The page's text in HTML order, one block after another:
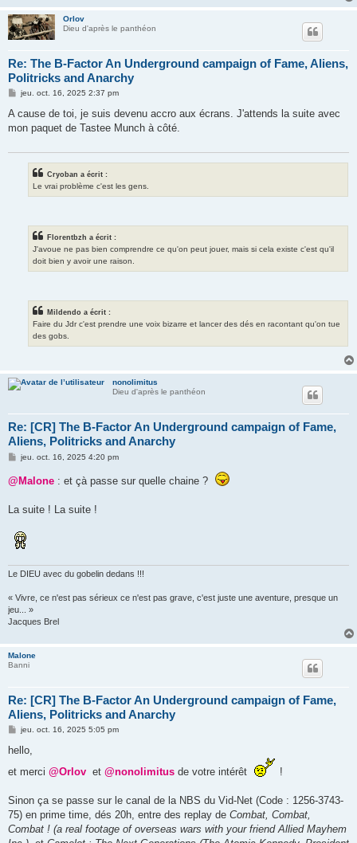
Orlov
Dieu d'après le panthéon
Re: The B-Factor An Underground campaign of Fame, Aliens,
Politricks and Anarchy
M
s
a
jeu. oct. 16, 2025 2:37 pm
A cause de toi, je suis devenu accro aux écrans. J'attends la suite avec
mon paquet de Tastee Munch à côté.
Cryoban a écrit :
Le vrai problème c'est les gens.
Florentbzh a écrit :
J'avoue ne pas bien comprendre ce qu'on peut jouer, mais si cela existe c'est qu'il
doit bien y avoir une raison.
Mildendo a écrit :
Faire du Jdr c'est prendre une voix bizarre et lancer des dés en racontant qu'on tue
des gobs.
nonolimitus
Dieu d'après le panthéon
Re: [CR] The B-Factor An Underground campaign of Fame,
Aliens, Politricks and Anarchy
M
s
s
e
jeu. oct. 16, 2025 4:20 pm
@Malone : et çà passe sur quelle chaine ?
La suite ! La suite !
Le DIEU avec du gobelin dedans !!!
« Vivre, ce n'est pas sérieux ce n'est pas grave, c'est juste une aventure, presque un
jeu... »
Jacques Brel
Malone
Banni
Re: [CR] The B-Factor An Underground campaign of Fame,
Aliens, Politricks and Anarchy
M
s
g
jeu. oct. 16, 2025 5:05 pm
hello,
et merci @Orlov et @nonolimitus de votre intérêt !
Sinon ça se passe sur le canal de la NBS du Vid-Net (Code : 1256-3743-
75) en prime time, dés 20h, entre des replay de Combat, Combat,
Combat ! (a real footage of overseas wars with your friend Allied Mayhem